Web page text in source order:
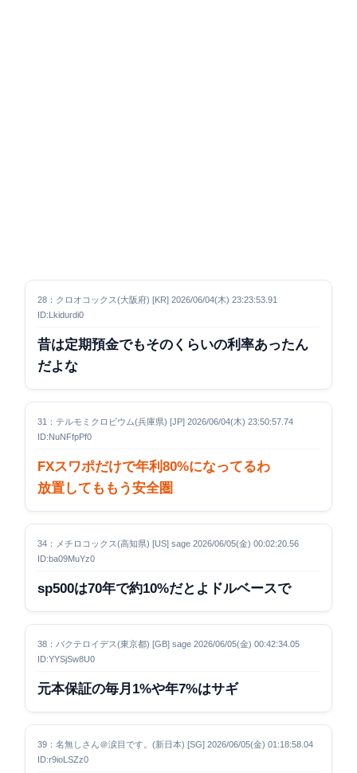
28：クロオコックス(大阪府) [KR] 2026/06/04(木) 23:23:53.91
ID:Lkidurdi0
昔は定期預金でもそのくらいの利率あったん
だよな
31：テルモミクロビウム(兵庫県) [JP] 2026/06/04(木) 23:50:57.74
ID:NuNFfpPf0
FXスワポだけで年利80%になってるわ
放置してももう安全圏
34：メチロコックス(高知県) [US] sage 2026/06/05(金) 00:02:20.56
ID:ba09MuYz0
sp500は70年で約10%だとよドルベースで
38：バクテロイデス(東京都) [GB] sage 2026/06/05(金) 00:42:34.05
ID:YYSjSw8U0
元本保証の毎月1%や年7%はサギ
39：名無しさん＠涙目です。(新日本) [SG] 2026/06/05(金) 01:18:58.04
ID:r9ioLSZz0